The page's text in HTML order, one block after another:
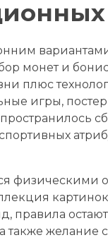
монет и
плюс
игры,
физическими
правила
также желание